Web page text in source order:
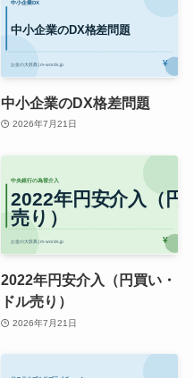
中小企業のDX格差問題
2026年7月21日
2022年円安介入（円買い・
ドル売り）
2026年7月21日